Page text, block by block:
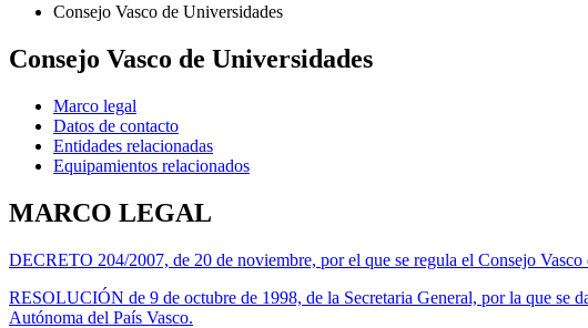
Consejo Vasco de Universidades
Consejo Vasco de Universidades
Marco legal
Datos de contacto
Entidades relacionadas
Equipamientos relacionados
MARCO LEGAL
DECRETO 204/2007, de 20 de noviembre, por el que se regula el Consejo Vasco
RESOLUCIÓN de 9 de octubre de 1998, de la Secretaria General, por la que
Autónoma del País Vasco.